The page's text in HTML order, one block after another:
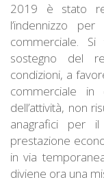
2019 è stato
l’indennizzo
commerciale.
sostegno del
condizioni, a
commerciale
dell’attività, non
anagrafici per il
prestazione
in via
diviene ora una